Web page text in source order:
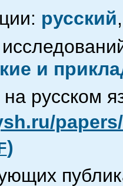
русский,
и
русском
)